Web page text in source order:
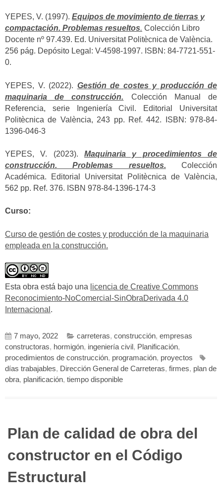
YEPES, V. (1997). Equipos de movimiento de tierras y
compactación. Problemas resueltos. Colección Libro
Docente nº 97.439. Ed. Universitat Politècnica de València.
256 pág. Depósito Legal: V-4598-1997. ISBN: 84-7721-551-
0.
YEPES, V. (2022). Gestión de costes y producción de
maquinaria de construcción. Colección Manual de
Referencia, serie Ingeniería Civil. Editorial Universitat
Politècnica de València, 243 pp. Ref. 442. ISBN: 978-84-
1396-046-3
YEPES, V. (2023). Maquinaria y procedimientos de
construcción. Problemas resueltos. Colección
Académica. Editorial Universitat Politècnica de València,
562 pp. Ref. 376. ISBN 978-84-1396-174-3
Curso:
Curso de gestión de costes y producción de la maquinaria
empleada en la construcción.
Esta obra está bajo una licencia de Creative Commons
Reconocimiento-NoComercial-SinObraDerivada 4.0
Internacional .
7 mayo, 2022 carreteras, construcción, empresas
constructoras, hormigón, ingeniería civil, Planificación,
procedimientos de construcción, programación, proyectos
días trabajables, Dirección General de Carreteras, firmes, plan de
obra, planificación, tiempo disponible
Plan de calidad de obra del
constructor en el Código
Estructural